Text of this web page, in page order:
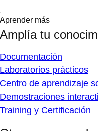
Aprender más
Amplía tu
Documentación
Laboratorios prácticos
Centro de aprendizaje
Demostraciones
Training y Certificación